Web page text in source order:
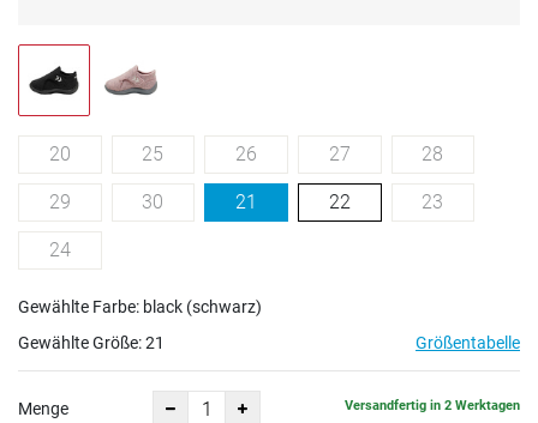
20 25 26 27 28
29 30 21 22 23
24
Gewählte Farbe: black (schwarz)
Gewählte Größe:21 Größentabelle
Menge Versandfertig in 2 Werktagen